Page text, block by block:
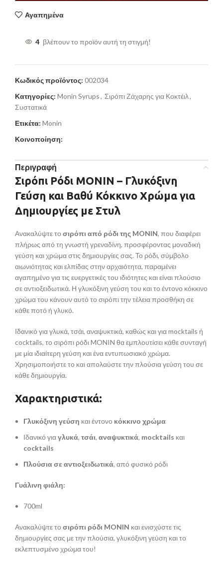
Αγαπημένα
4 βλέπουν το προϊόν αυτή τη στιγμή!
Κωδικός προϊόντος: 002034
Κατηγορίες: Monin Syrups, Σιρόπι Ζάχαρης για Κοκτέιλ,
Συστατικά
Ετικέτα: Monin
Κοινοποίηση:
Περιγραφή
Σιρόπι Ρόδι MONIN – Γλυκόξινη
Γεύση και Βαθύ Κόκκινο Χρώμα για
Δημιουργίες με Στυλ
Ανακαλύψτε το σιρόπι από ρόδι της MONIN, που διαφέρει
πλήρως από τη γνωστή γρεναδίνη, προσφέροντας μοναδική
γεύση και χρώμα στις δημιουργίες σας. Το ρόδι, σύμβολο
αιωνιότητας και ελπίδας στην αρχαιότητα, παραμένει
αγαπημένο για τις ευεργετικές του ιδιότητες και είναι πλούσιο
σε αντιοξειδωτικά. Η γλυκόξινη γεύση του και το έντονο κόκκινο
χρώμα του κάνουν αυτό το σιρόπι την τέλεια προσθήκη σε
κάθε ποτό ή γλυκό.
Ιδανικό για γλυκά, τσάι, αναψυκτικά, καθώς και για mocktails ή
cocktails, το σιρόπι ρόδι MONIN θα εμπλουτίσει κάθε συνταγή
με μία ιδιαίτερη γεύση και ένα εντυπωσιακό χρώμα.
Χρησιμοποιήστε το και απολαύστε την πλούσια γεύση του σε
κάθε δημιουργία.
Χαρακτηριστικά:
Γλυκόξινη γεύση και έντονο κόκκινο χρώμα
Ιδανικό γιαγλυκά, τσάι, αναψυκτικά, mocktails και
cocktails
Πλούσια σε αντιοξειδωτικά, από φυσικό ρόδι
Γυάλινη φιάλη:
700ml
Ανακαλύψτε το σιρόπι ρόδι MONIN και ενισχύστε τις
δημιουργίες σας με την πλούσια, γλυκόξινη γεύση και το
εκλεπτυσμένο χρώμα του!